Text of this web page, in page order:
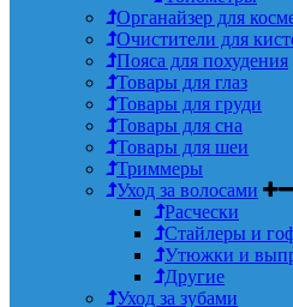
Органайзер для
Очистители для
Пояса для похудения
Товары для глаз
Товары для груди
Товары для сна
Товары для шеи
Триммеры
Уход за волосами
Расчески
Стайлеры и
Утюжки и
Другие
Уход за зубами